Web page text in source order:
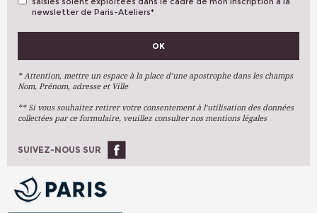
VOS PRÉFÉRENCES
Arts Plastiques
Arts Du Texte
Arts Numériques
Ateliers À L'année
newsletter de Paris-Ateliers*
OK
* Attention, mettre un espace à la place d’une apostrophe dans les champs
Nom, Prénom, adresse et Ville
** Si vous souhaitez retirer votre consentement à l’utilisation des données
collectées par ce formulaire, veuillez consulter nos mentions légales
SUIVEZ-NOUS SUR